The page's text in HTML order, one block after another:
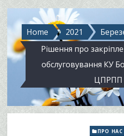
Home 2021
Рішення про
обслуговування КУ
ЦПРПП
ПРО НАС